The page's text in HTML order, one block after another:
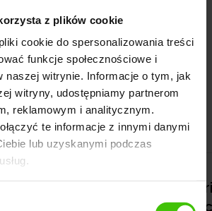
z plików cookie
cookie do spersonalizowania treści
funkcje społecznościowe i
naszej witrynie. Informacje o tym, jak
witryny, udostępniamy partnerom
reklamowym i analitycznym.
te informacje z innymi danymi
lub uzyskanymi podczas
pozostałe historie